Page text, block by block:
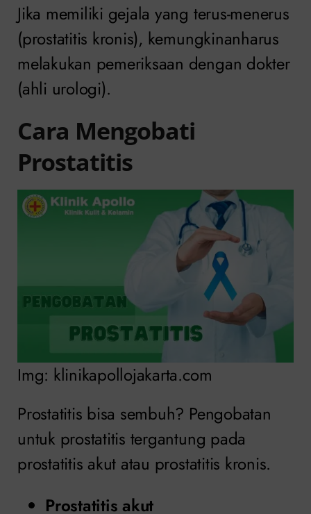
Jika memiliki gejala yang terus-menerus
(prostatitis kronis), kemungkinanharus
melakukan pemeriksaan dengan dokter
(ahli urologi).
Cara Mengobati
Prostatitis
Img: klinikapollojakarta.com
Prostatitis bisa sembuh? Pengobatan
untuk prostatitis tergantung pada
prostatitis akut atau prostatitis kronis.
Prostatitis akut